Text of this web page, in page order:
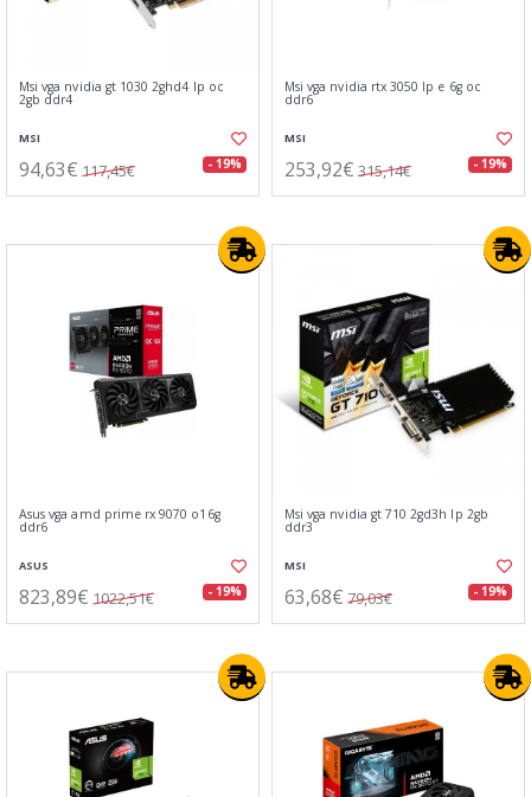
Msi vga nvidia gt 1030 2ghd4 lp oc
2gb ddr4
MSI
94,63€ 117,45€ - 19%
Msi vga nvidia rtx 3050 lp e 6g oc
ddr6
MSI
253,92€ 315,14€ - 19%
Asus vga amd prime rx 9070 o16g
ddr6
ASUS
823,89€ 1022,51€ - 19%
Msi vga nvidia gt 710 2gd3h lp 2gb
ddr3
MSI
63,68€ 79,03€ - 19%